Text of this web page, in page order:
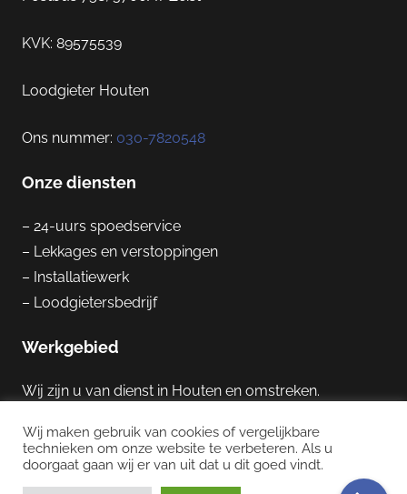
KVK: 89575539
Loodgieter Houten
Ons nummer: 030-7820548
Onze diensten
– 24-uurs spoedservice
– Lekkages en verstoppingen
– Installatiewerk
– Loodgietersbedrijf
Werkgebied
Wij zijn u van dienst in Houten en omstreken.
Loodgieter Houten–Disclaimer – Privacybeleid
Wij maken gebruik van cookies of vergelijkbare
technieken om onze website te verbeteren. Als u
doorgaat gaan wij er van uit dat u dit goed vindt.